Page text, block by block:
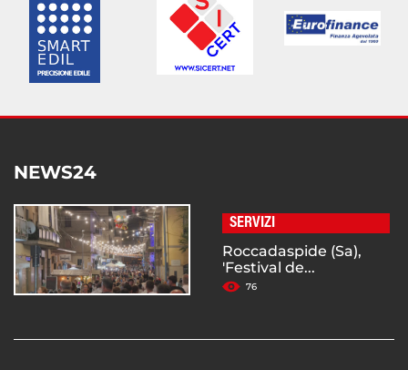
NEWS24
SERVIZI
Roccadaspide (Sa),
'Festival de...
76